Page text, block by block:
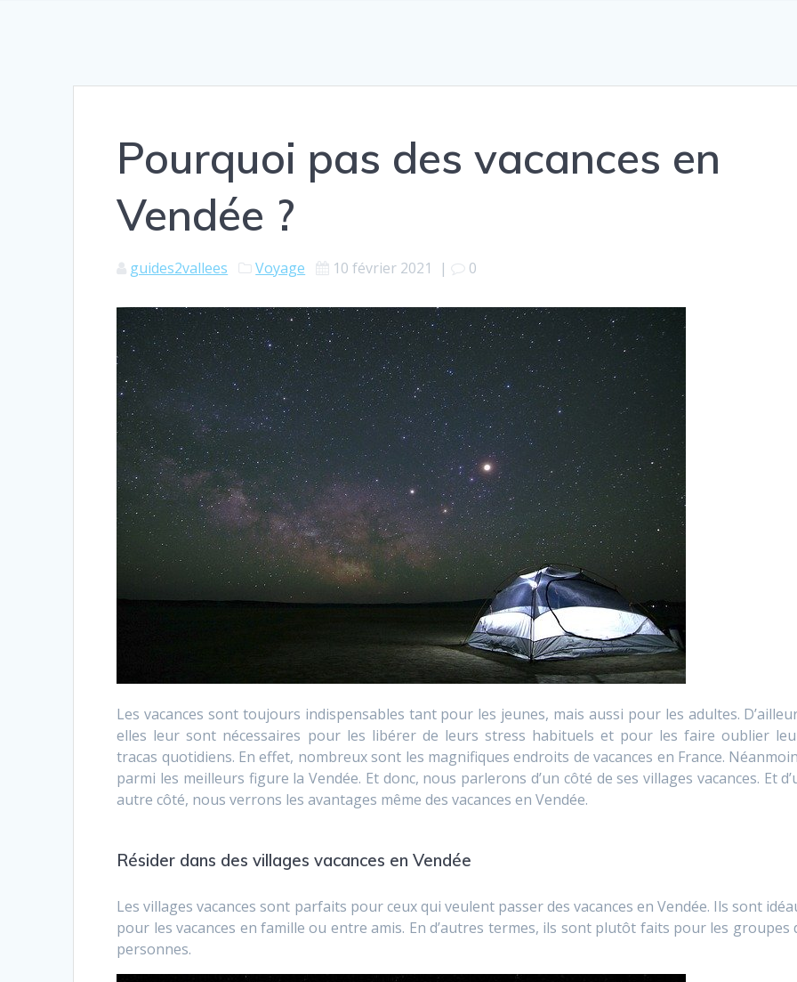
Pourquoi pas des vacances en
Vendée ?
guides2vallees Voyage 10 février 2021 | 0
Les vacances sont toujours indispensables tant pour les jeunes, mais aussi pour les adultes.
elles leur sont nécessaires pour les libérer de leurs stress habituels et pour les faire oublier
tracas quotidiens. En effet, nombreux sont les magnifiques endroits de vacances en France.
parmi les meilleurs figure la Vendée. Et donc, nous parlerons d’un côté de ses villages vacances. Et
autre côté, nous verrons les avantages même des vacances en Vendée.
Résider dans des villages vacances en Vendée
Les villages vacances sont parfaits pour ceux qui veulent passer des vacances en Vendée. Ils sont
pour les vacances en famille ou entre amis. En d’autres termes, ils sont plutôt faits pour les groupes
personnes.